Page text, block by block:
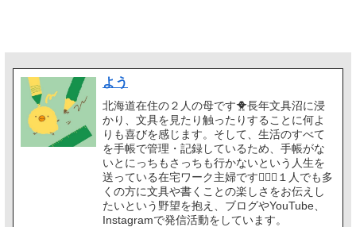
よう
北海道在住の２人の母です🐥長年文具沼に浸
かり、文具を見たり触ったりすることに何よ
りも喜びを感じます。そして、生活のすべて
を手帳で管理・記録しているため、手帳がな
いとにっちもさっちも行かないという人生を
送っている在宅ワーク主婦です🙋🏻‍♀️１人でも多
くの方に文具や書くことの楽しさをお伝えし
たいという野望を抱え、ブログやYouTube、
Instagramで発信活動をしています。